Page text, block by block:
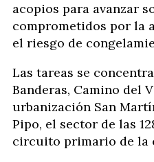
acopios para avanzar
comprometidos por la
el riesgo de
Las tareas se
Banderas, Camino del
urbanización San
Pipo, el sector de las
circuito primario de la